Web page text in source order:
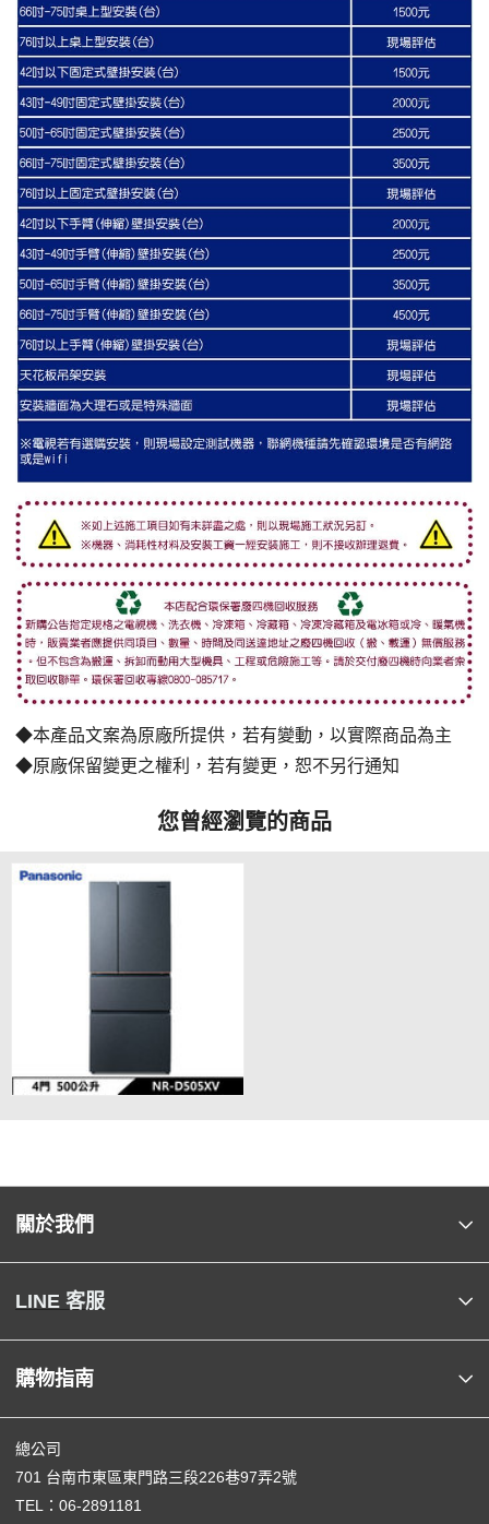
◆本產品文案為原廠所提供，若有變動，以實際商品為主
◆原廠保留變更之權利，若有變更，恕不另行通知
您曾經瀏覽的商品
關於我們
LINE 客服
購物指南
總公司
701 台南市東區東門路三段226巷97弄2號
TEL： 06-2891181